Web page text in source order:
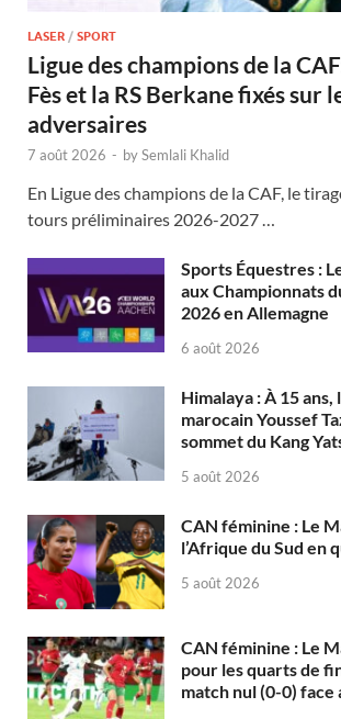
LASER / SPORT
Ligue des champions de la
Fès et la RS Berkane fixés sur
adversaires
7 août 2026 - bySemlali Khalid
En Ligue des champions de la CAF, le
tours préliminaires 2026-2027 …
Sports Équestres :
aux Championnats
2026 en Allemagne
6 août 2026
Himalaya : À 15 ans,
marocain Youssef
sommet du Kang
5 août 2026
CAN féminine : Le
l’Afrique du Sud en
5 août 2026
CAN féminine : Le
pour les quarts de
match nul (0-0) face